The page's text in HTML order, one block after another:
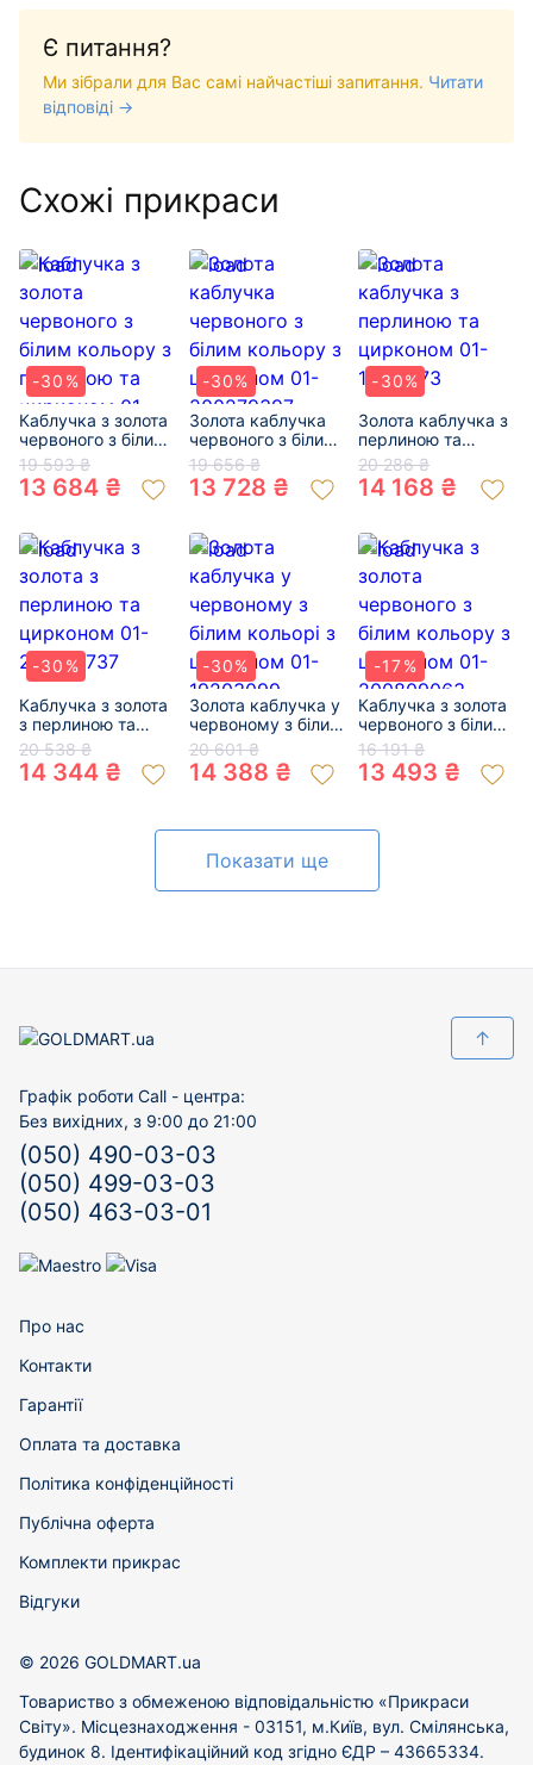
Є питання?
Ми зібрали для Вас самі найчастіші запитання. Читати
відповіді →
Схожі прикраси
-30%
Каблучка з золота
червоного з білим
кольору з
перлиною та
цирконом 01-
19 593 ₴
13 684 ₴
-30%
Золота каблучка
червоного з білим
кольору з
цирконом 01-
200279397
19 656 ₴
13 728 ₴
-30%
Золота каблучка з
перлиною та
цирконом 01-
19152173
20 286 ₴
14 168 ₴
-30%
Каблучка з золота
з перлиною та
цирконом 01-
200317737
20 538 ₴
14 344 ₴
-30%
Золота каблучка у
червоному з білим
кольорі з
цирконом 01-
19203099
20 601 ₴
14 388 ₴
-17%
Каблучка з золота
червоного з білим
кольору з
цирконом 01-
200809063
16 191 ₴
13 493 ₴
Показати ще
↑
Графік роботи Call - центра:
Без вихідних, з 9:00 до 21:00
(050) 490-03-03
(050) 499-03-03
(050) 463-03-01
Про нас
Контакти
Гарантії
Оплата та доставка
Політика конфіденційності
Публічна оферта
Комплекти прикрас
Відгуки
© 2026 GOLDMART.ua
Товариство з обмеженою відповідальністю «Прикраси
Світу». Місцезнаходження - 03151, м.Київ, вул. Смілянська,
будинок 8. Ідентифікаційний код згідно ЄДР – 43665334.